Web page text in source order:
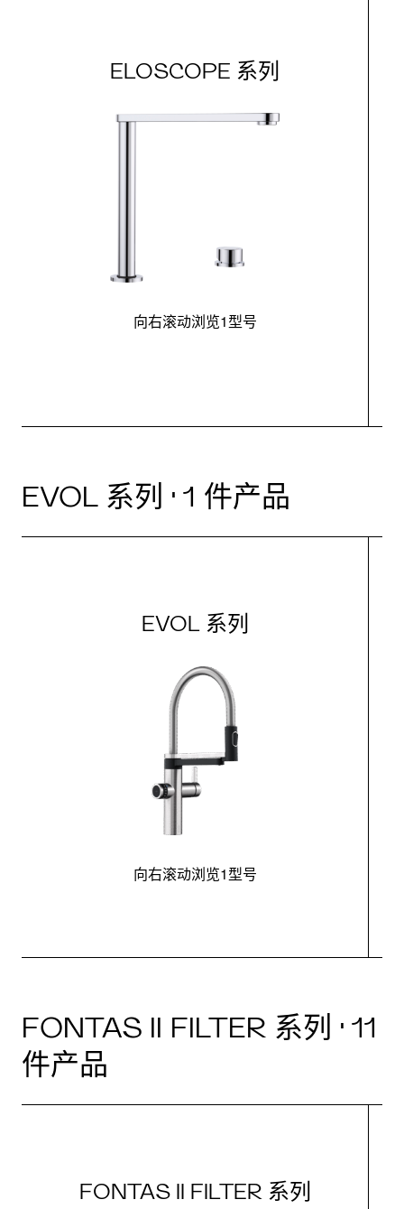
ELOSCOPE 系列
向右滚动浏览1型号
EVOL 系列 · 1 件产品
EVOL 系列
向右滚动浏览1型号
FONTAS II FILTER 系列 · 11
件产品
FONTAS II FILTER 系列